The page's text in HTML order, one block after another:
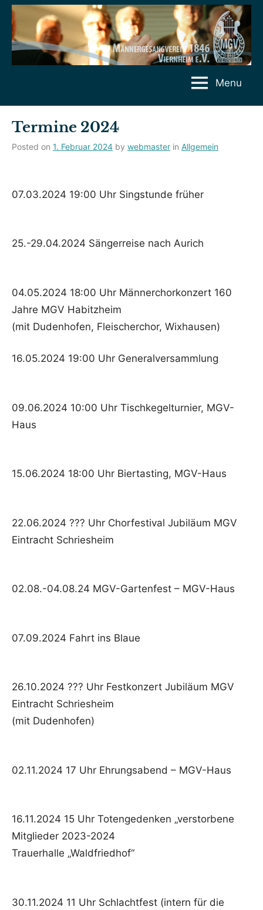
Skip
content
Menu
Termine 2024
Posted on 1. Februar 2024 by webmaster in Allgemein
07.03.2024 19:00 Uhr Singstunde früher
25.-29.04.2024 Sängerreise nach Aurich
04.05.2024 18:00 Uhr Männerchorkonzert 160
Jahre MGV Habitzheim
(mit Dudenhofen, Fleischerchor, Wixhausen)
16.05.2024 19:00 Uhr Generalversammlung
09.06.2024 10:00 Uhr Tischkegelturnier, MGV-
Haus
15.06.2024 18:00 Uhr Biertasting, MGV-Haus
22.06.2024 ??? Uhr Chorfestival Jubiläum MGV
Eintracht Schriesheim
02.08.-04.08.24 MGV-Gartenfest – MGV-Haus
07.09.2024 Fahrt ins Blaue
26.10.2024 ??? Uhr Festkonzert Jubiläum MGV
Eintracht Schriesheim
(mit Dudenhofen)
02.11.2024 17 Uhr Ehrungsabend – MGV-Haus
16.11.2024 15 Uhr Totengedenken „verstorbene
Mitglieder 2023-2024
Trauerhalle „Waldfriedhof“
30.11.2024 11 Uhr Schlachtfest (intern für die